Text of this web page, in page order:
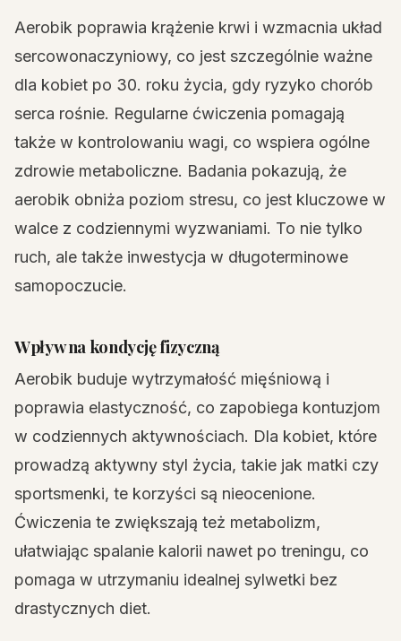
Aerobik poprawia krążenie krwi i wzmacnia układ
sercowonaczyniowy, co jest szczególnie ważne
dla kobiet po 30. roku życia, gdy ryzyko chorób
serca rośnie. Regularne ćwiczenia pomagają
także w kontrolowaniu wagi, co wspiera ogólne
zdrowie metaboliczne. Badania pokazują, że
aerobik obniża poziom stresu, co jest kluczowe w
walce z codziennymi wyzwaniami. To nie tylko
ruch, ale także inwestycja w długoterminowe
samopoczucie.
Wpływ na kondycję fizyczną
Aerobik buduje wytrzymałość mięśniową i
poprawia elastyczność, co zapobiega kontuzjom
w codziennych aktywnościach. Dla kobiet, które
prowadzą aktywny styl życia, takie jak matki czy
sportsmenki, te korzyści są nieocenione.
Ćwiczenia te zwiększają też metabolizm,
ułatwiając spalanie kalorii nawet po treningu, co
pomaga w utrzymaniu idealnej sylwetki bez
drastycznych diet.